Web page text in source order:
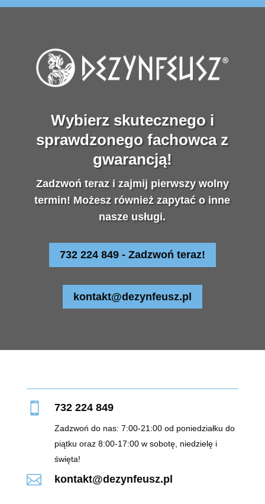
Wybierz skutecznego i
sprawdzonego fachowca z
gwarancją!
Zadzwoń teraz i zajmij pierwszy wolny
termin! Możesz również zapytać o inne
nasze usługi.
732 224 849 - Zadzwoń teraz!
kontakt@dezynfeusz.pl
732 224 849
Zadzwoń do nas: 7:00-21:00 od poniedziałku do
piątku oraz 8:00-17:00 w sobotę, niedzielę i
święta!
 kontakt@dezynfeusz.pl